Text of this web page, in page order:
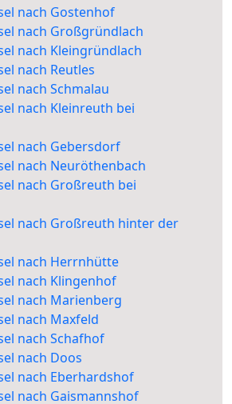
nach Gostenhof
nach Großgründlach
nach Kleingründlach
nach Reutles
nach Schmalau
nach Kleinreuth bei
nach Gebersdorf
nach Neuröthenbach
nach Großreuth bei
nach Großreuth hinter der
nach Herrnhütte
nach Klingenhof
nach Marienberg
nach Maxfeld
nach Schafhof
nach Doos
nach Eberhardshof
nach Gaismannshof